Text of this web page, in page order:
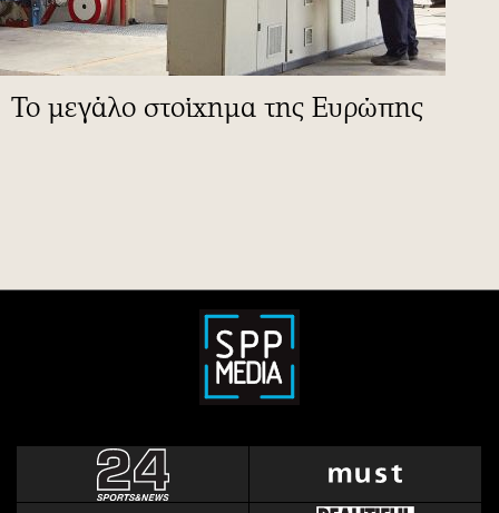
To μεγάλο στοίχημα της Ευρώπης